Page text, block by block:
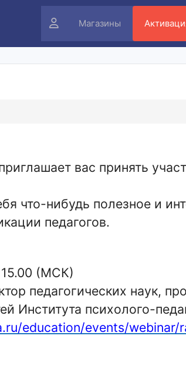
ЛичныйМагазины
вас принять
что-нибудь полезное и
педагогов.
15.00 (МСК)
педагогических наук,
Института психолого-
education/events/